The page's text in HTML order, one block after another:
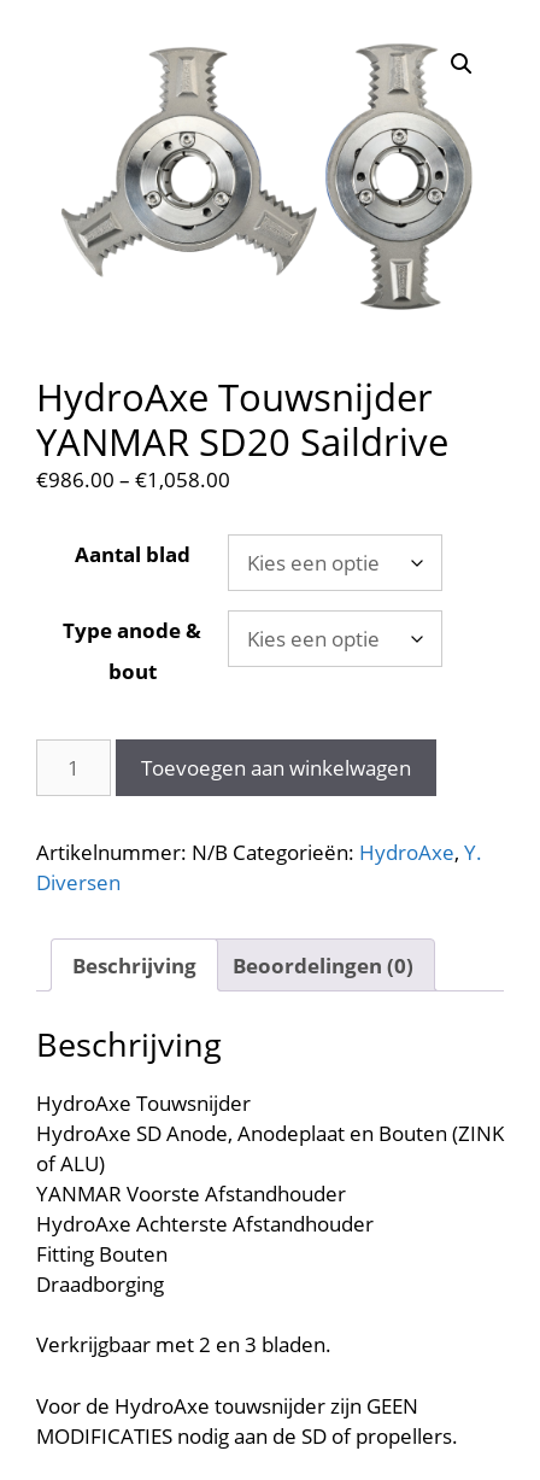
HydroAxe Touwsnijder
YANMAR SD20 Saildrive
€986.00 – €1,058.00
Aantal blad
Type anode &
bout
Touwsnijder
SD20
Saildrive
Toevoegen aan winkelwagen
Artikelnummer: N/B Categorieën: HydroAxe, Y.
Diversen
Beschrijving Beoordelingen (0)
Beschrijving
HydroAxe Touwsnijder
HydroAxe SD Anode, Anodeplaat en Bouten (ZINK
of ALU)
YANMAR Voorste Afstandhouder
HydroAxe Achterste Afstandhouder
Fitting Bouten
Draadborging
Verkrijgbaar met 2 en 3 bladen.
Voor de HydroAxe touwsnijder zijn GEEN
MODIFICATIES nodig aan de SD of propellers.